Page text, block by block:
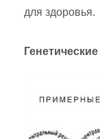
для здоровья.
Генетические